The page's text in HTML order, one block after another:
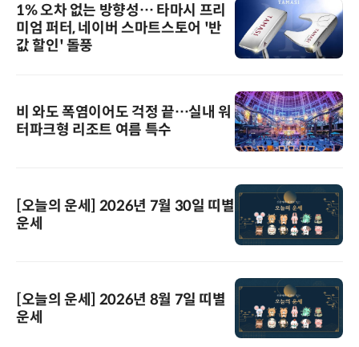
1% 오차 없는 방향성… 타마시 프리
미엄 퍼터, 네이버 스마트스토어 '반
값 할인' 돌풍
비 와도 폭염이어도 걱정 끝…실내 워
터파크형 리조트 여름 특수
[오늘의 운세] 2026년 7월 30일 띠별
운세
[오늘의 운세] 2026년 8월 7일 띠별
운세